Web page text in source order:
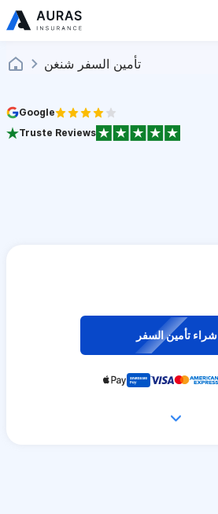
تأمين السفر شنغن
Google
Truste Reviews
شراء تأمين السفر